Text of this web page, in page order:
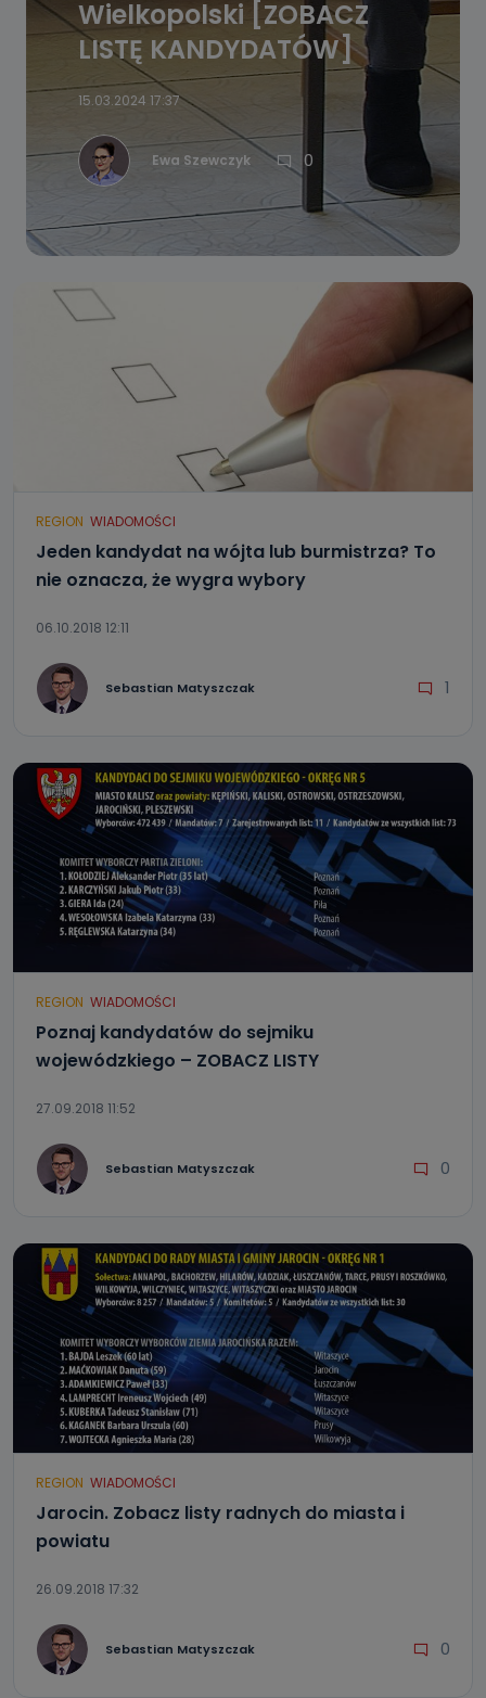
Wielkopolski [ZOBACZ
LISTĘ KANDYDATÓW]
15.03.2024 17:37
Ewa Szewczyk 0
REGION WIADOMOŚCI
Jeden kandydat na wójta lub burmistrza? To
nie oznacza, że wygra wybory
06.10.2018 12:11
Sebastian Matyszczak 1
REGION WIADOMOŚCI
Poznaj kandydatów do sejmiku
wojewódzkiego – ZOBACZ LISTY
27.09.2018 11:52
Sebastian Matyszczak 0
REGION WIADOMOŚCI
Jarocin. Zobacz listy radnych do miasta i
powiatu
26.09.2018 17:32
Sebastian Matyszczak 0